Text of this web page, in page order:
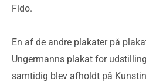
Fido.
En af de andre plakater på
Ungermanns plakat for
samtidig blev afholdt på